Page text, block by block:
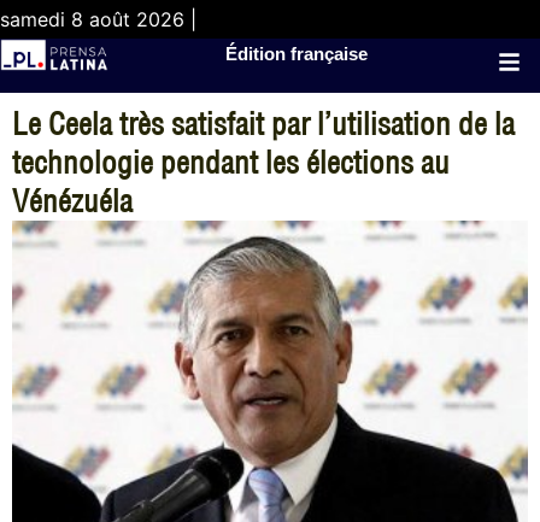
samedi 8 août 2026 |
Édition française
Le Ceela très satisfait par l’utilisation de la
technologie pendant les élections au
Vénézuéla